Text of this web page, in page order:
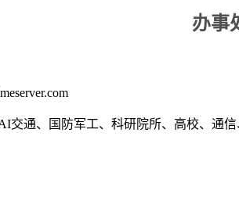
办事
交通、国防军工、科研院所、高校、通